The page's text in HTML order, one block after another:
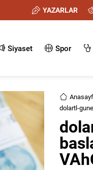
YAZARLAR
Siyaset Spor
dolartl-